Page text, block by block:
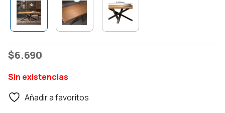
$6.690
Sin existencias
Añadir a favoritos